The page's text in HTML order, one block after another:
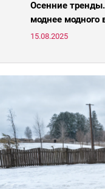
Осенние
моднее
носить, а что нет
15.08.2025